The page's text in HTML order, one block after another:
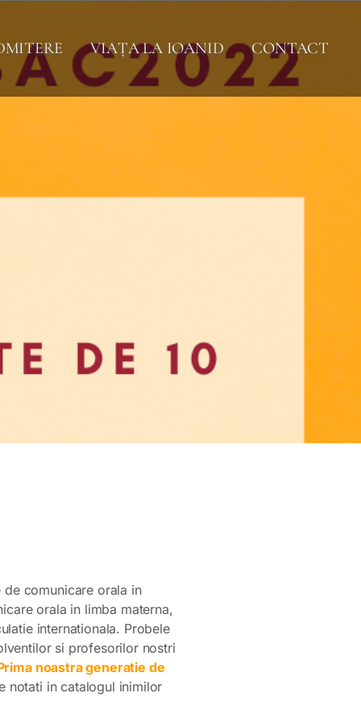
VIAȚA LA IOANID CONTACT
comunicare orala in
orala in limba materna,
internationala. Probele
si profesorilor nostri
noastra generatie de
notati in catalogul inimilor